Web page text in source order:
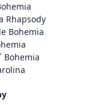
Rhapsody
Bohemia
Bohemia